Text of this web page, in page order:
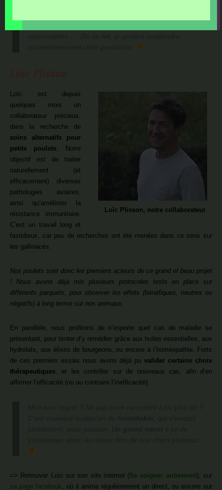
Loïc Plisson, notre collaborateur
Loïc est depuis
quelques mois un
collaborateur précieux,
dans la recherche de
soins alternatifs pour
petits poulets . Notre
objectif est de traiter
naturellement (et
efficacement) diverses
pathologies aviaires,
ainsi qu’améliorer la
résistance immunitaire.
C’est un travail long et
fastidieux, car peu de recherches ont été menées dans ce sens sur
les gallinacés.
Nos poulets sont donc les premiers acteurs de ce grand et beau projet
! Nous avons déjà mis plusieurs protocoles tests en place sur
différents parquets, pour observer les effets (bénéfiques, neutres ou
négatifs) à long terme sur nos animaux.
En parallèle, nous profitons de n’importe quel cas de maladie se
présentant, pour tenter d’y remédier grâce aux huiles essentielles, aux
hydrolats, aux élixirs de bourgeons, ou encore à l’homéopathie. Forts
de ces premiers essais nous avons déjà puvalider certains choix
thérapeutiques , et les contrôler sur de nouveaux cas, afin d’en
affirmer l’efficacité (ou au contraire l’inefficacité).
=> Retrouver Loïc sur son site internet (Se soigner autrement), sur
sa page facebook , où il anime régulièrement un direct, ou encore sur